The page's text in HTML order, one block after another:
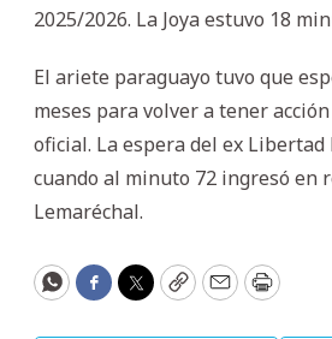
2025/2026. La Joya estuvo 18
El ariete paraguayo tuvo que
meses para volver a tener
oficial. La espera del ex
cuando al minuto 72 ingresó en
Lemaréchal.
WhatsApp
Facebook
Twitter
CopyEmailPrint